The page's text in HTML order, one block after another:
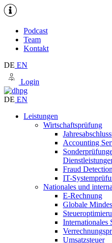
Podcast
Team
Kontakt
DE EN
Login
DE EN
Leistungen
Wirtschaftsprüfung
Accounting
Fraud Detection
IT-
Nationales und
E-Rechnung
Globale
Internationales
Umsatzsteuer